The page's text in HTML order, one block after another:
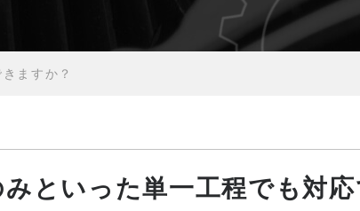
ますか？
といった単一工程でも対応